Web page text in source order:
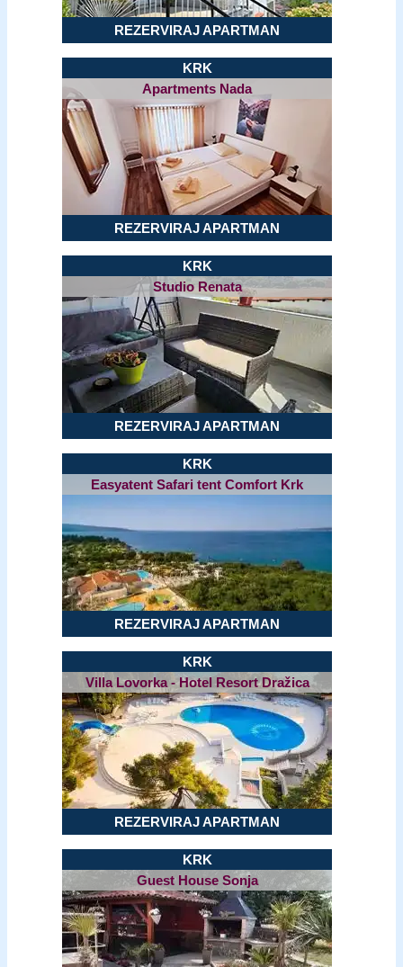
REZERVIRAJ APARTMAN
KRK
Apartments Nada
REZERVIRAJ APARTMAN
KRK
Studio Renata
REZERVIRAJ APARTMAN
KRK
Easyatent Safari tent Comfort Krk
REZERVIRAJ APARTMAN
KRK
Villa Lovorka - Hotel Resort Dražica
REZERVIRAJ APARTMAN
KRK
Guest House Sonja